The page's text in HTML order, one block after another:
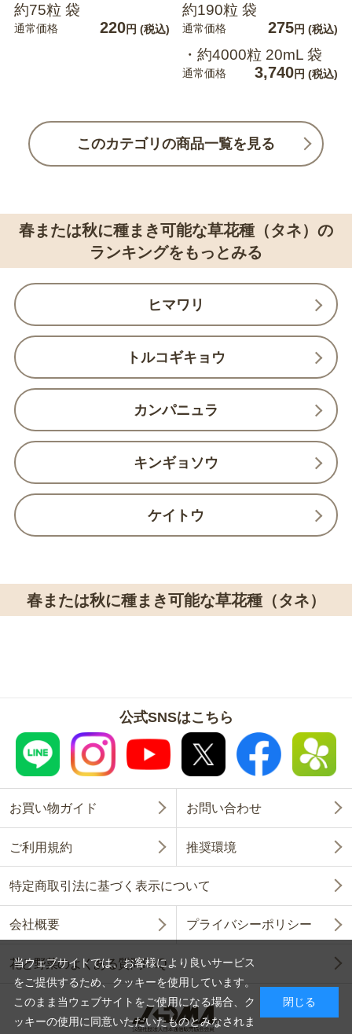
約75粒 袋
通常価格 220円 (税込)
約190粒 袋
通常価格 275円 (税込)
・約4000粒 20mL 袋
通常価格 3,740円 (税込)
このカテゴリの商品一覧を見る
春または秋に種まき可能な草花種（タネ）の
ランキングをもっとみる
ヒマワリ
トルコギキョウ
カンパニュラ
キンギョソウ
ケイトウ
春または秋に種まき可能な草花種（タネ）
公式SNSはこちら
お買い物ガイド お問い合わせ
ご利用規約 推奨環境
特定商取引法に基づく表示について
会社概要 プライバシーポリシー
花と野菜のよくある質問FAQ
当ウェブサイトでは、お客様により良いサービス
をご提供するため、クッキーを使用しています。
このまま当ウェブサイトをご使用になる場合、ク
ッキーの使用に同意いただいたものとみなされま
閉じる